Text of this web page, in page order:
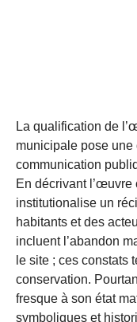
La qualification de
municipale pose
communication
En décrivant l’œuvre
institutionalise un
habitants et des
incluent l’abandon
le site ; ces constats
conservation.
fresque à son état
symboliques et